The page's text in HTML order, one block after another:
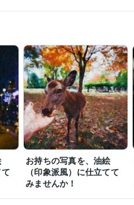
お持ちの写真を、油絵
（印象派風）に仕立てて
みませんか！